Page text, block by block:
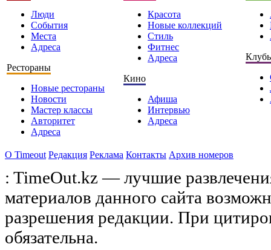
Люди
События
Места
Адреса
Рестораны
Новые рестораны
Новости
Мастер классы
Авторитет
Адреса
Красота
Новые коллекций
Стиль
Фитнес
Адреса
Кино
Афиша
Интервью
Адреса
О Timeоut Редакция Реклама Контакты Архив номеров
: TimeOut.kz — лучшие
материалов данного сайта
разрешения редакции. При
обязательна.